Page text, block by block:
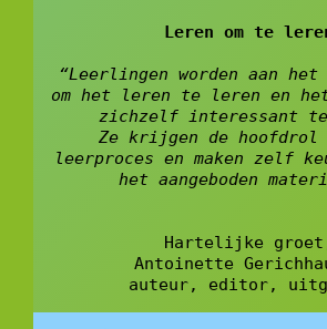
Leren om te
“Leerlingen worden aan het
om het leren te leren en
zichzelf interessant te
Ze krijgen de hoofdrol
leerproces en maken zelf
het aangeboden
Hartelijke
Antoinette
auteur, editor,